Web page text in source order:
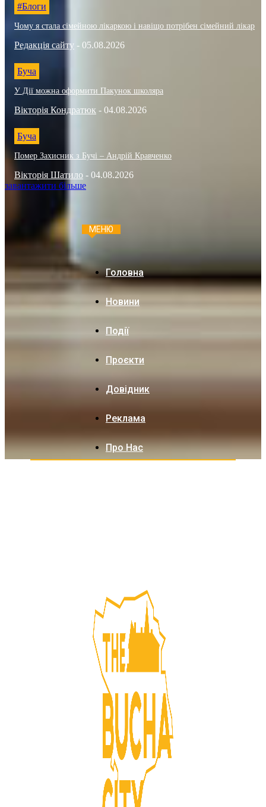
#Блоги
Чому я стала сімейною лікаркою і навіщо потрібен сімейний лікар
Редакція сайту - 05.08.2026
Буча
У Дії можна оформити Пакунок школяра
Вікторія Кондратюк - 04.08.2026
Буча
Помер Захисник з Бучі – Андрій Кравченко
Вікторія Шатило - 04.08.2026
завантажити більше
МЕНЮ
Головна
Новини
Події
Проєкти
Довідник
Реклама
Про Нас